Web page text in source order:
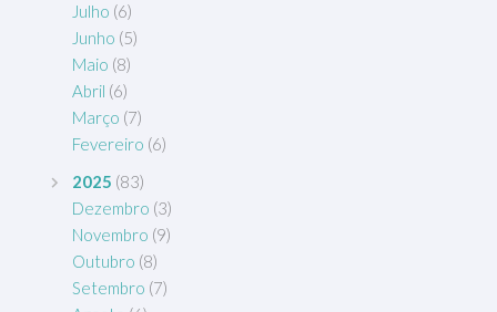
Julho (6)
Junho (5)
Maio (8)
Abril (6)
Março (7)
Fevereiro (6)
2025 (83)
Dezembro (3)
Novembro (9)
Outubro (8)
Setembro (7)